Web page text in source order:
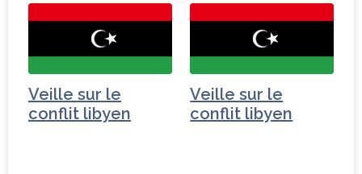
Veille sur le
conflit libyen
Veille sur le
conflit libyen